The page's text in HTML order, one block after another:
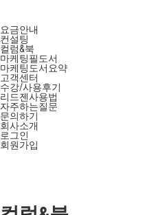
요금안내
컨설팅
컬럼&북
마케팅필도서
마케팅도서요약
고객센터
수강/사용후기
리드젠사용법
자주하는질문
문의하기
회사소개
로그인
회원가입